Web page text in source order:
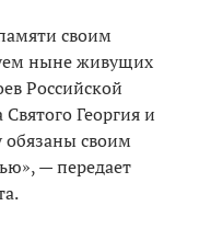
своим
ныне живущих
Российской
Георгия и
обязаны своим
— передает